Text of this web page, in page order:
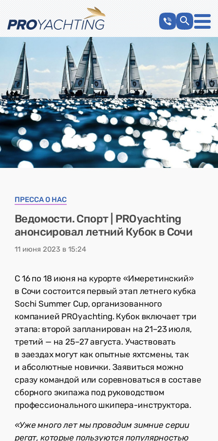
ПРЕССА О НАС
Ведомости. Спорт | PROyachting
анонсировал летний Кубок в Сочи
11 июня 2023 в 15:24
С 16 по 18 июня на курорте «Имеретинский»
в Сочи состоится первый этап летнего кубка
Sochi Summer Cup, организованного
компанией PROyachting. Кубок включает три
этапа: второй запланирован на 21–23 июля,
третий — на 25–27 августа. Участвовать
в заездах могут как опытные яхтсмены, так
и абсолютные новички. Заявиться можно
сразу командой или соревноваться в составе
сборного экипажа под руководством
профессионального шкипера-инструктора.
«Уже много лет мы проводим зимние серии
регат, которые пользуются популярностью